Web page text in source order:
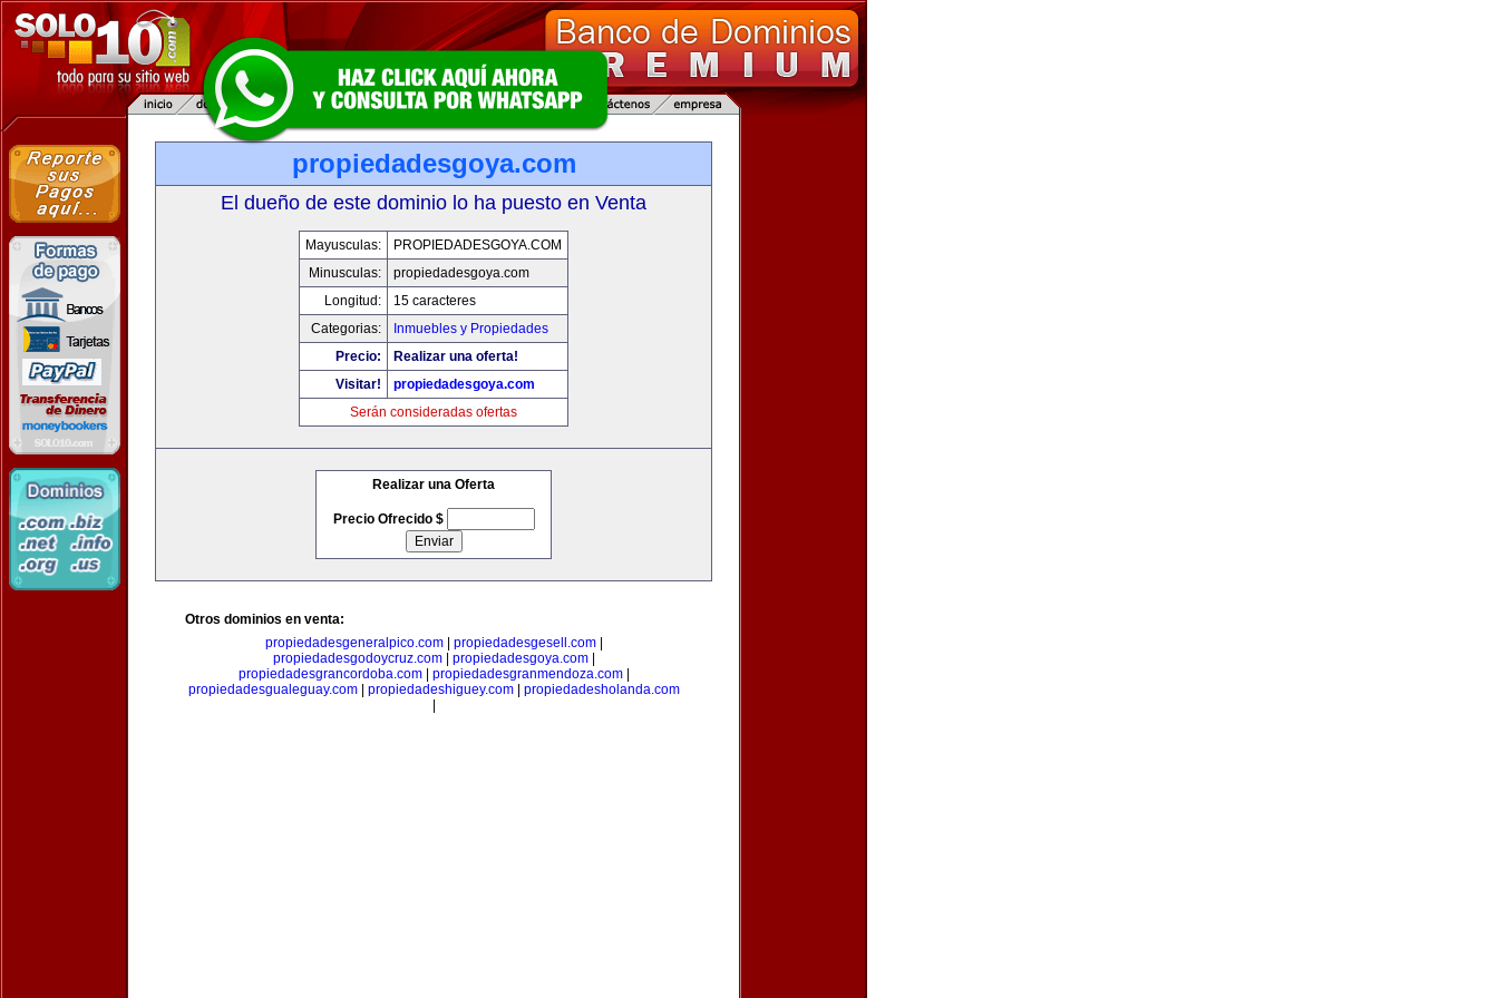
propiedadesgoya.com
El dueño de este dominio lo ha puesto en Venta
Mayusculas:
PROPIEDADESGOYA.COM
Minusculas:
propiedadesgoya.com
Longitud:
15 caracteres
Categorias:
Inmuebles y Propiedades
Precio:
Realizar una oferta!
Visitar!
propiedadesgoya.com
Serán consideradas ofertas
Realizar una Oferta
Precio Ofrecido $
Otros dominios en venta:
propiedadesgeneralpico.com| propiedadesgesell.com|
propiedadesgodoycruz.com| propiedadesgoya.com|
propiedadesgrancordoba.com| propiedadesgranmendoza.com|
propiedadesgualeguay.com| propiedadeshiguey.com| propiedadesholanda.com